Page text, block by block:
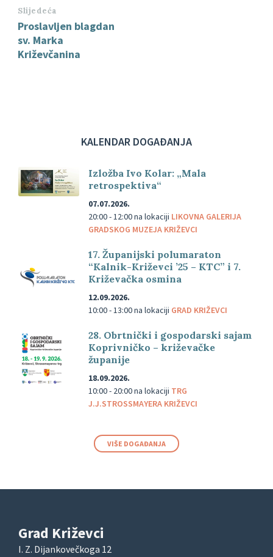
Slijedeća
Proslavljen blagdan
sv. Marka
Križevčanina
KALENDAR DOGAĐANJA
Izložba Ivo Kolar: „Mala
retrospektiva“
07.07.2026.
20:00 - 12:00na lokaciji LIKOVNA GALERIJA
GRADSKOG MUZEJA KRIŽEVCI
17. Županijski polumaraton
“Kalnik-Križevci ’25 – KTC” i 7.
Križevačka osmina
12.09.2026.
10:00 - 13:00na lokaciji GRAD KRIŽEVCI
28. Obrtnički i gospodarski sajam
Koprivničko – križevačke
županije
18.09.2026.
10:00 - 20:00na lokaciji TRG
J.J.STROSSMAYERA KRIŽEVCI
VIŠE DOGAĐANJA
Grad Križevci
I. Z. Dijankovečkoga 12